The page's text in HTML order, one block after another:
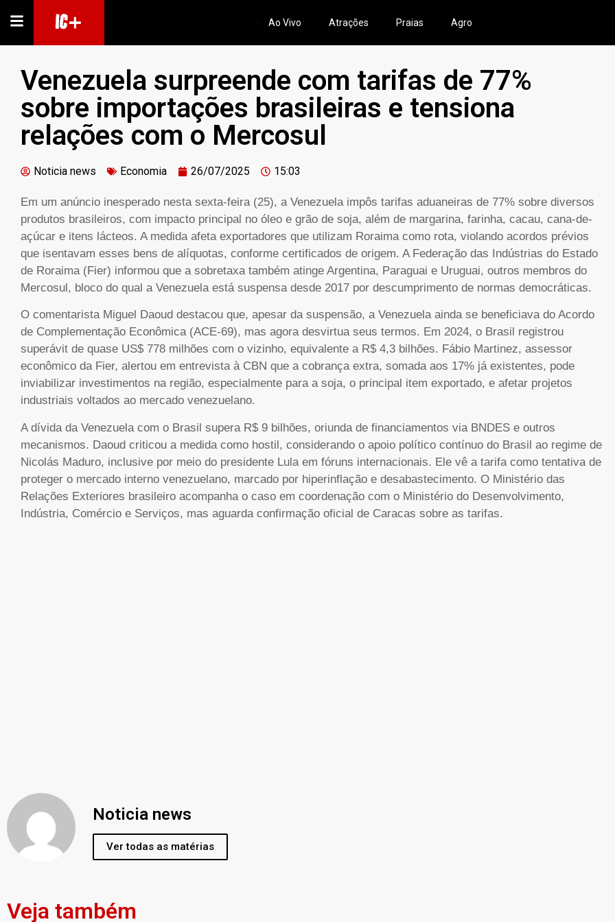
IC+ Ao Vivo Atrações Praias Agro
Venezuela surpreende com tarifas de 77%
sobre importações brasileiras e tensiona
relações com o Mercosul
Noticia news Economia 26/07/2025 15:03
Em um anúncio inesperado nesta sexta-feira (25), a Venezuela impôs tarifas aduaneiras de 77% sobre diversos
produtos brasileiros, com impacto principal no óleo e grão de soja, além de margarina, farinha, cacau, cana-de-
açúcar e itens lácteos. A medida afeta exportadores que utilizam Roraima como rota, violando acordos prévios
que isentavam esses bens de alíquotas, conforme certificados de origem. A Federação das Indústrias do Estado
de Roraima (Fier) informou que a sobretaxa também atinge Argentina, Paraguai e Uruguai, outros membros do
Mercosul, bloco do qual a Venezuela está suspensa desde 2017 por descumprimento de normas democráticas.
O comentarista Miguel Daoud destacou que, apesar da suspensão, a Venezuela ainda se beneficiava do Acordo
de Complementação Econômica (ACE-69), mas agora desvirtua seus termos. Em 2024, o Brasil registrou
superávit de quase US$ 778 milhões com o vizinho, equivalente a R$ 4,3 bilhões. Fábio Martinez, assessor
econômico da Fier, alertou em entrevista à CBN que a cobrança extra, somada aos 17% já existentes, pode
inviabilizar investimentos na região, especialmente para a soja, o principal item exportado, e afetar projetos
industriais voltados ao mercado venezuelano.
A dívida da Venezuela com o Brasil supera R$ 9 bilhões, oriunda de financiamentos via BNDES e outros
mecanismos. Daoud criticou a medida como hostil, considerando o apoio político contínuo do Brasil ao regime de
Nicolás Maduro, inclusive por meio do presidente Lula em fóruns internacionais. Ele vê a tarifa como tentativa de
proteger o mercado interno venezuelano, marcado por hiperinflação e desabastecimento. O Ministério das
Relações Exteriores brasileiro acompanha o caso em coordenação com o Ministério do Desenvolvimento,
Indústria, Comércio e Serviços, mas aguarda confirmação oficial de Caracas sobre as tarifas.
Noticia news
Ver todas as matérias
Veja também